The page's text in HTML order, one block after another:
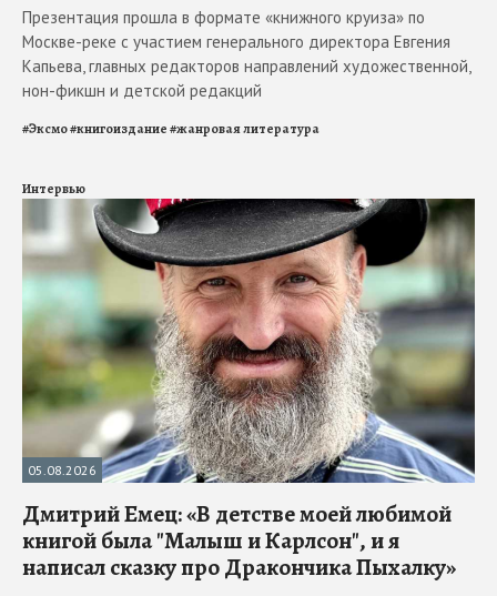
Презентация прошла в формате «книжного круиза» по
Москве-реке с участием генерального директора Евгения
Капьева, главных редакторов направлений художественной,
нон-фикшн и детской редакций
#Эксмо#книгоиздание#жанровая литература
Интервью
05.08.2026
Дмитрий Емец: «В детстве моей любимой
книгой была "Малыш и Карлсон", и я
написал сказку про Дракончика Пыхалку»